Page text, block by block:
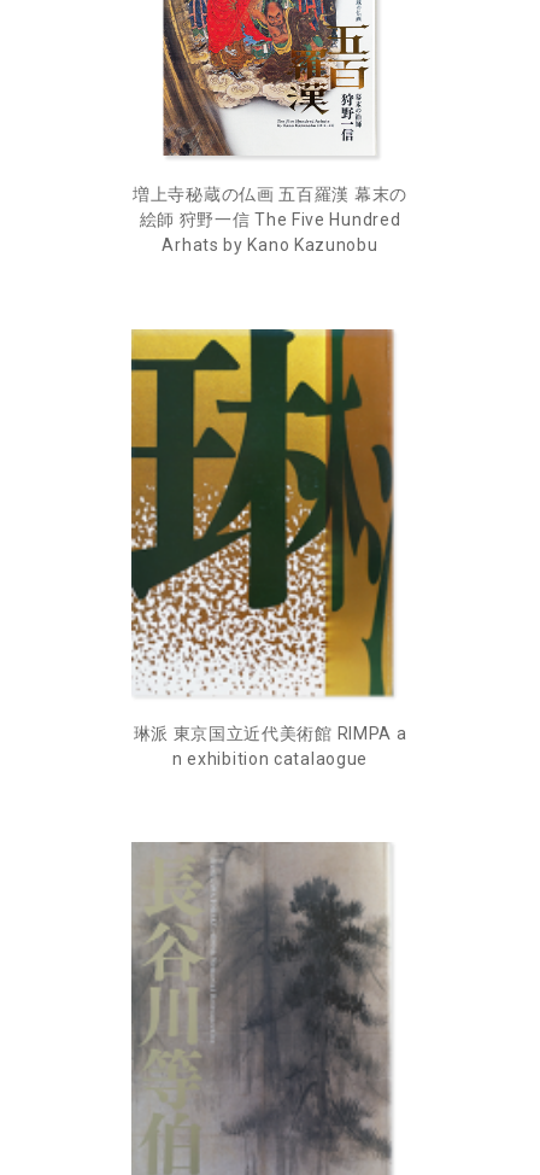
増上寺秘蔵の仏画 五百羅漢 幕末の
絵師 狩野一信 The Five Hundred
Arhats by Kano Kazunobu
琳派 東京国立近代美術館 RIMPA a
n exhibition catalaogue